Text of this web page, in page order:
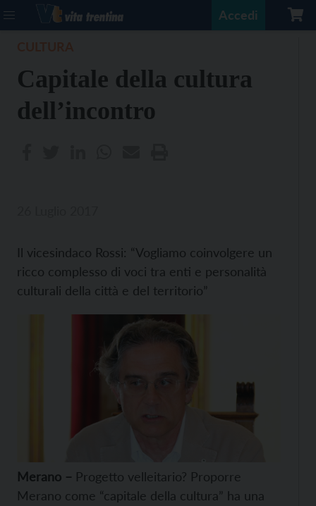
Accedi
Capitale della cultura
dell’incontro
Il vicesindaco Rossi: “Vogliamo coinvolgere un
ricco complesso di voci tra enti e personalità
culturali della città e del territorio”
Merano – Progetto velleitario? Proporre
Merano come “capitale della cultura” ha una